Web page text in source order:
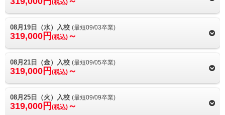
(税込)
08月19日（水）入校 (最短09/03卒業)
319,000円 (税込) ～
08月21日（金）入校 (最短09/05卒業)
319,000円 (税込) ～
08月25日（火）入校 (最短09/09卒業)
319,000円 (税込) ～